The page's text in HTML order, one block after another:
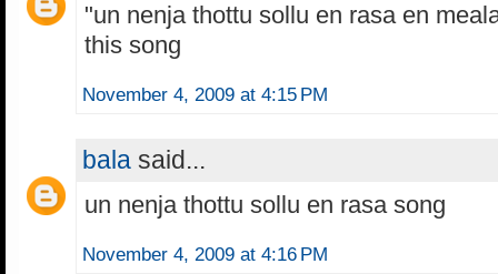
"un nenja thottu sollu en rasa en
this song
November 4, 2009 at 4:15 PM
bala said...
un nenja thottu sollu en rasa song
November 4, 2009 at 4:16 PM